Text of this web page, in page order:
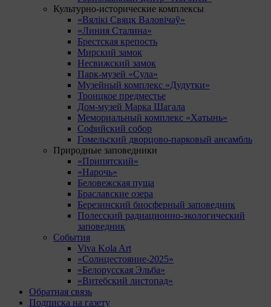
Культурно-исторические комплексы
«Вялікі Свяцк Валовічаў»
«Линия Сталина»
Брестская крепость
Мирский замок
Несвижский замок
Парк-музей «Сула»
Музейный комплекс «Дудутки»
Троицкое предместье
Дом-музей Марка Шагала
Мемориальный комплекс «Хатынь»
Софийский собор
Гомельский дворцово-парковый ансамбль
Природные заповедники
«Припятский»
«Нарочь»
Беловежская пуща
Браславские озера
Березинский биосферный заповедник
Полесский радиационно-экологический
заповедник
События
Viva Kola Art
«Солнцестояние-2025»
«Белорусская Эльба»
«Витебский листопад»
Обратная связь
Подписка на газету